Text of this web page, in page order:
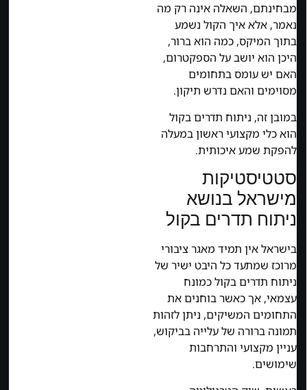
מבחינתם, השאלה אינה רק מה
נאמר, אלא איך הקול נשמע
בתוך המיקס, כמה הוא ברור,
היכן הוא יושב על הספקטרום,
האם יש עומס בתחומים
מסוימים והאם נדרש תיקון.
במובן זה, ניתוח תדרים בקול
הוא כלי מקצועי ראשון במעלה
להפקת שמע איכותית.
סטטיסטיקות
מישראל בנושא
ניתוח תדרים בקול
בישראל אין תמיד מאגר ציבורי
מרוכז שמתעד כל היבט ישיר של
ניתוח תדרים בקול כמונח
עצמאי, אך כאשר בוחנים את
התחומים המשיקים, ניתן לזהות
תמונה ברורה של עלייה בביקוש,
עניין מקצועי והתרחבות
שימושים.